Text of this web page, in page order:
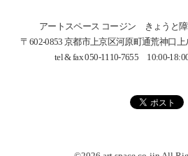
アートスペース コージン きょうと
〒602-0853 京都市上京区河原町通荒神口上
tel & fax 050-1110-7655 10:00-